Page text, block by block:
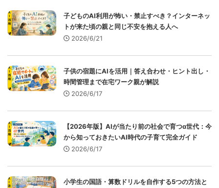
子どものAI利用が怖い・禁止すべき？インターネッ
トが来た頃の親と同じ不安を抱える人へ
2026/6/21
子供の宿題にAIを活用｜答え合わせ・ヒント出し・
時間管理まで在宅ワーク親が解説
2026/6/17
【2026年版】AIが当たり前の社会で育つα世代：今
から知っておきたいAI時代の子育て完全ガイド
2026/6/17
小学生の国語・算数ドリルを自作する5つの方法と